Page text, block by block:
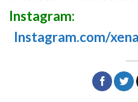
Instagram:
Instagram.com/